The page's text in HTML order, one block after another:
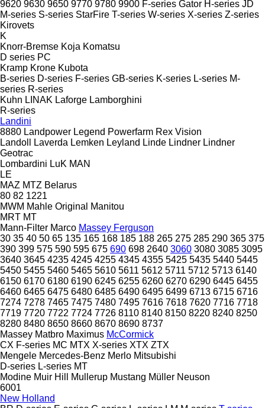
9620 9630 9650 9770 9780 9900 F-series Gator H-series JD
M-series S-series StarFire T-series W-series X-series Z-series
Kirovets
K
Knorr-Bremse Koja Komatsu
D series PC
Kramp Krone Kubota
B-series D-series F-series GB-series K-series L-series M-
series R-series
Kuhn LINAK Laforge Lamborghini
R-series
Landini
8880 Landpower Legend Powerfarm Rex Vision
Landoll
Laverda Lemken Leyland Linde Lindner Lindner
Geotrac
Lombardini LuK MAN
LE
MAZ MTZ Belarus
80 82 1221
MWM Mahle Original
Manitou
MRT MT
Mann-Filter Marco Massey Ferguson
30 35 40 50 65 135 165 168 185 188 265 275 285 290 365 375
390 399 575 590 595 675 690 698 2640 3060 3080 3085 3095
3640 3645 4235 4245 4255 4345 4355 5425 5435 5440 5445
5450 5455 5460 5465 5610 5611 5612 5711 5712 5713 6140
6150 6170 6180 6190 6245 6255 6260 6270 6290 6445 6455
6460 6465 6475 6480 6485 6490 6495 6499 6713 6715 6716
7274 7278 7465 7475 7480 7495 7616 7618 7620 7716 7718
7719 7720 7722 7724 7726 8110 8140 8150 8220 8240 8250
8280 8480 8650 8660 8670 8690 8737
Massey Matbro Maximus McCormick
CX F-series MC MTX X-series XTX ZTX
Mengele Mercedes-Benz Merlo Mitsubishi
D-series L-series MT
Modine Muir Hill Mullerup Mustang Müller Neuson
6001
New Holland